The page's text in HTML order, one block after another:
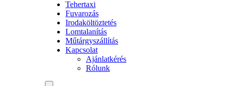
Tehertaxi
Fuvarozás
Irodaköltöztetés
Lomtalanítás
Műtárgyszállítás
Kapcsolat
Ajánlatkérés
Rólunk